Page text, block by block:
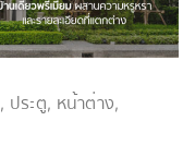
, ประตู, หน้าต่าง,